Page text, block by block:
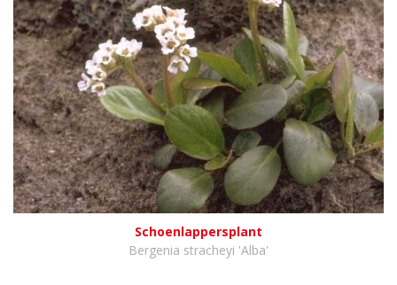
Schoenlappersplant
Bergenia stracheyi 'Alba'